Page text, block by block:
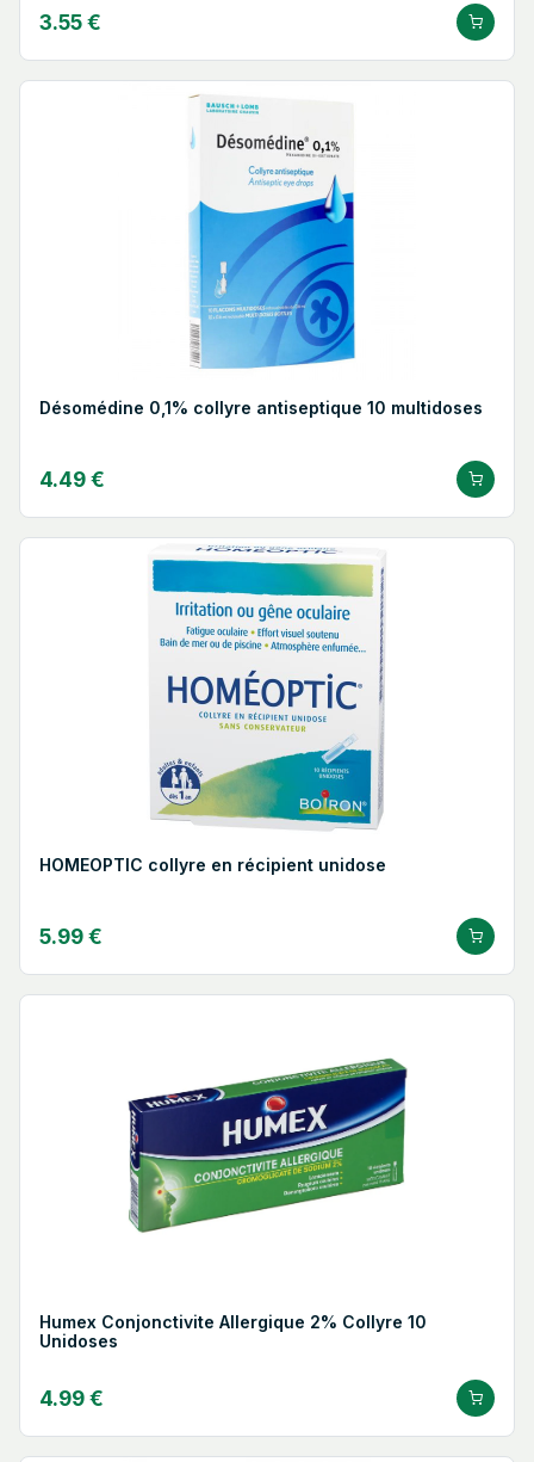
3.55 €
Désomédine 0,1% collyre antiseptique 10 multidoses
4.49 €
HOMEOPTIC collyre en récipient unidose
5.99 €
Humex Conjonctivite Allergique 2% Collyre 10
Unidoses
4.99 €